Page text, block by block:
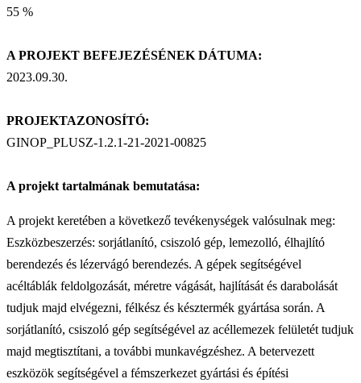
55 %
A PROJEKT BEFEJEZÉSÉNEK DÁTUMA:
2023.09.30.
PROJEKTAZONOSÍTÓ:
GINOP_PLUSZ-1.2.1-21-2021-00825
A projekt tartalmának bemutatása:
A projekt keretében a következő tevékenységek valósulnak meg:
Eszközbeszerzés: sorjátlanító, csiszoló gép, lemezolló, élhajlító
berendezés és lézervágó berendezés. A gépek segítségével
acéltáblák feldolgozását, méretre vágását, hajlítását és darabolását
tudjuk majd elvégezni, félkész és késztermék gyártása során. A
sorjátlanító, csiszoló gép segítségével az acéllemezek felületét tudjuk
majd megtisztítani, a további munkavégzéshez. A betervezett
eszközök segítségével a fémszerkezet gyártási és építési